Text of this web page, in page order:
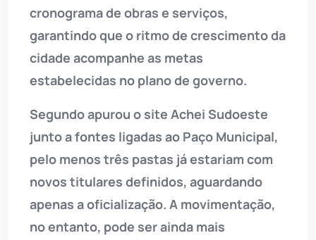
cronograma de obras e serviços,
garantindo que o ritmo de crescimento da
cidade acompanhe as metas
estabelecidas no plano de governo.
Segundo apurou o site Achei Sudoeste
junto a fontes ligadas ao Paço Municipal,
pelo menos três pastas já estariam com
novos titulares definidos, aguardando
apenas a oficialização. A movimentação,
no entanto, pode ser ainda mais